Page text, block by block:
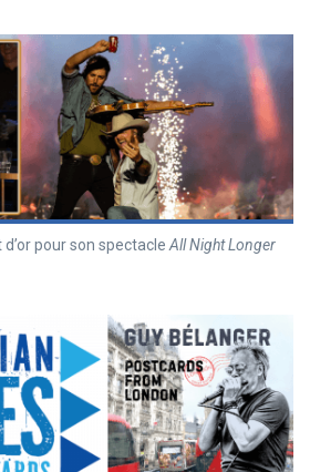
pour son spectacleAll Night Longer